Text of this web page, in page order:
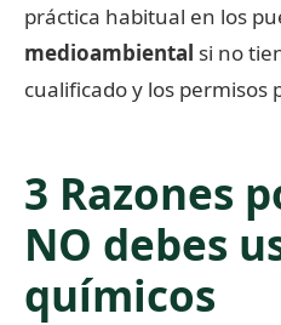
práctica habitual en los
medioambiental si no
cualificado y los permisos
3 Razones
NO debes
químicos